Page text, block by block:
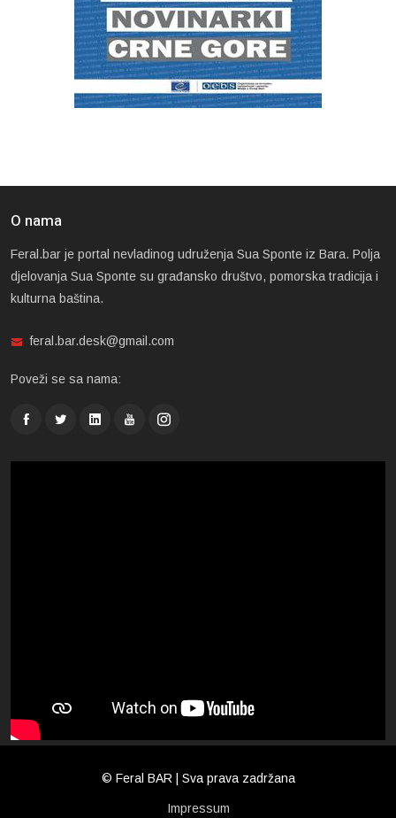
O nama
Feral.bar je portal nevladinog udruženja Sua Sponte iz Bara. Polja
djelovanja Sua Sponte su građansko društvo, pomorska tradicija i
kulturna baština.
feral.bar.desk@gmail.com
Poveži se sa nama:
© Feral BAR | Sva prava zadržana
Impressum